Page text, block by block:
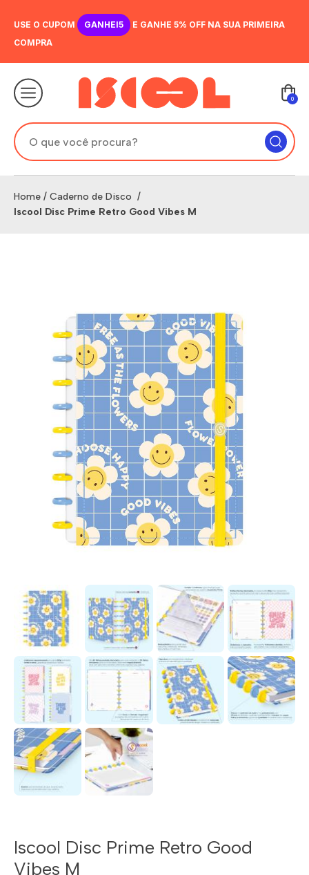
USE O CUPOM GANHEI5
E GANHE 5% OFF NA SUA PRIMEIRA
COMPRA
0
Home / Caderno de Disco /
Iscool Disc Prime Retro Good Vibes M
Iscool Disc Prime Retro Good
Vibes M